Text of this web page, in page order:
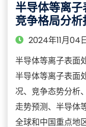
半导体等离
竞争格局分析
及重点区域研
2024年11月04
半导体等离子表面
半导体等离子表面
况、竞争态势分析
走势预测、半导体
全球和中国重点地